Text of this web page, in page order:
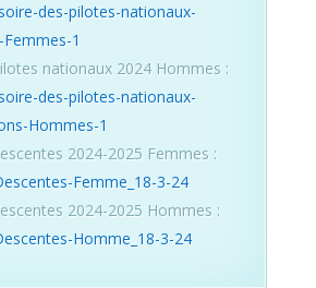
des-pilotes-nationaux-
Femmes-1
nationaux 2024 Hommes :
des-pilotes-nationaux-
Hommes-1
2024-2025 Femmes :
Femme_18-3-24
2024-2025 Hommes :
Homme_18-3-24